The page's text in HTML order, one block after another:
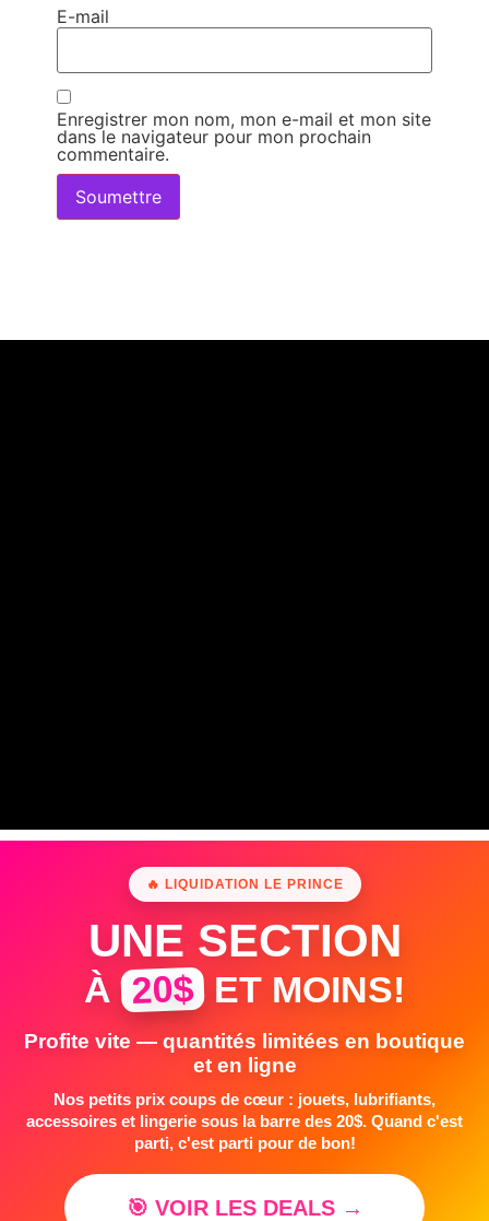
E-mail
Enregistrer mon nom, mon e-mail et mon site
dans le navigateur pour mon prochain
commentaire.
🔥 LIQUIDATION LE PRINCE
UNE SECTION
À 20$ ET MOINS!
Profite vite — quantités limitées en boutique
et en ligne
Nos petits prix coups de cœur : jouets, lubrifiants,
accessoires et lingerie sous la barre des 20$. Quand c'est
parti, c'est parti pour de bon!
🎯 VOIR LES DEALS →